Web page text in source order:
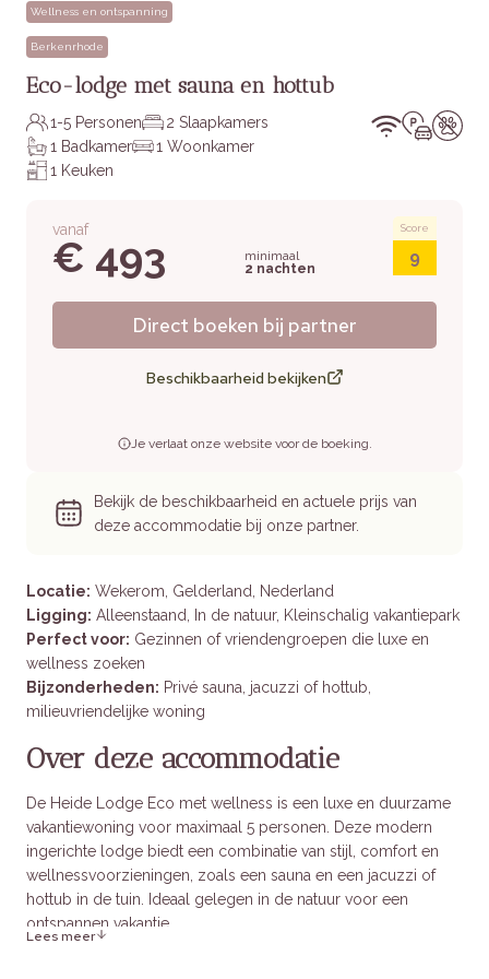
Wellness en ontspanning
Berkenrhode
Eco-lodge met sauna en hottub
1-5 Personen
2 Slaapkamers
1 Badkamer
1 Woonkamer
1 Keuken
Locatie: Wekerom, Gelderland, Nederland
Ligging: Alleenstaand, In de natuur, Kleinschalig vakantiepark
Perfect voor: Gezinnen of vriendengroepen die luxe en
wellness zoeken
Bijzonderheden: Privé sauna, jacuzzi of hottub,
milieuvriendelijke woning
Over deze accommodatie
De Heide Lodge Eco met wellness is een luxe en duurzame
vakantiewoning voor maximaal 5 personen. Deze modern
ingerichte lodge biedt een combinatie van stijl, comfort en
wellnessvoorzieningen, zoals een sauna en een jacuzzi of
hottub in de tuin. Ideaal gelegen in de natuur voor een
ontspannen vakantie.
Lees meer
vanaf
€ 493
minimaal
2 nachten
Score
9
Direct boeken bij partner
Beschikbaarheid bekijken
Je verlaat onze website voor de boeking.
Bekijk de beschikbaarheid en actuele prijs van
deze accommodatie bij onze partner.